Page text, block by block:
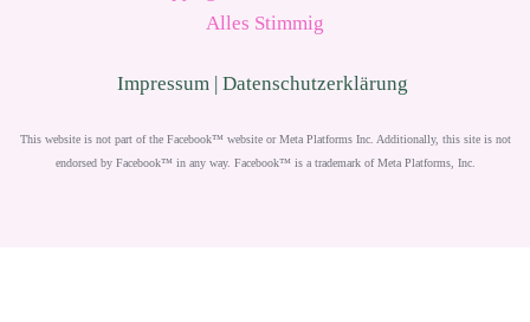
Alles Stimmig
Impressum | Datenschutzerklärung
This website is not part of the Facebook™ website or Meta Platforms Inc. Additionally, this site is not
endorsed by Facebook™ in any way. Facebook™ is a trademark of Meta Platforms, Inc.